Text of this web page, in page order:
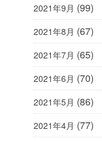
2021年9月 (99)
2021年8月 (67)
2021年7月 (65)
2021年6月 (70)
2021年5月 (86)
2021年4月 (77)